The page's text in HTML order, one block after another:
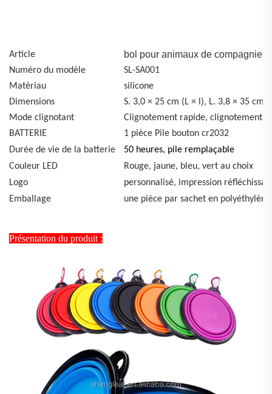
Article bol pour animaux de compagnie
Numéro du modèle
SL-SA001
Matériau
silicone
Dimensions
S. 3,0 × 25 cm (L × l), L. 3,8 × 35 cm
Mode clignotant
Clignotement rapide, clignotement
BATTERIE
1 pièce Pile bouton cr2032
Durée de vie de la batterie
50 heures, pile remplaçable
Couleur LED
Rouge, jaune, bleu, vert au choix
Logo
personnalisé, impression
Emballage
une pièce par sachet en
Présentation du produit :